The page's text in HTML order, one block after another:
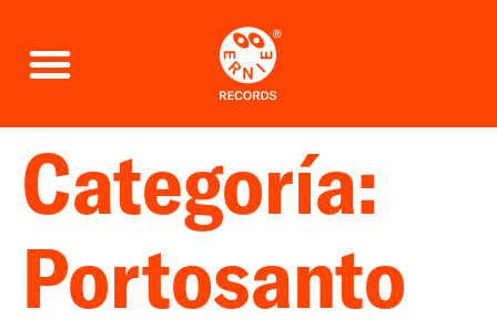
Categoría:
Portosanto